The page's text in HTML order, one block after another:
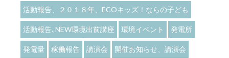
活動報告、２０１８年、ECOキッズ！ならの子ども
活動報告､NEW環境出前講座 環境イベント 発電所
発電量 稼働報告 講演会 開催お知らせ、講演会